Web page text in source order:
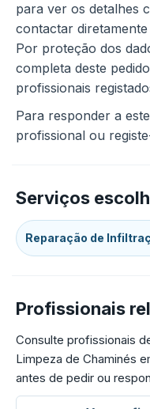
para ver os detalhes
contactar
Por proteção dos
completa deste
profissionais
Para responder a
profissional ou
Serviços
Reparação de
Profissionais
Consulte profissionais
Limpeza de Chaminés
antes de pedir ou